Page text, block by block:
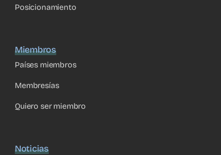
Posicionamiento
Miembros
Países miembros
Membresías
Quiero ser miembro
Noticias